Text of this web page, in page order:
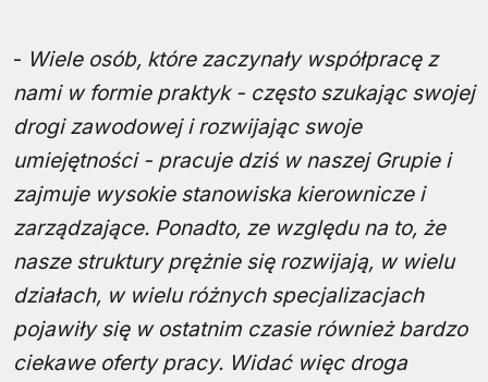
- Wiele osób, które zaczynały współpracę z
nami w formie praktyk - często szukając swojej
drogi zawodowej i rozwijając swoje
umiejętności - pracuje dziś w naszej Grupie i
zajmuje wysokie stanowiska kierownicze i
zarządzające. Ponadto, ze względu na to, że
nasze struktury prężnie się rozwijają, w wielu
działach, w wielu różnych specjalizacjach
pojawiły się w ostatnim czasie również bardzo
ciekawe oferty pracy. Widać więc droga